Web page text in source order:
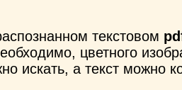
текстовом
цветного
искать, а текст можно